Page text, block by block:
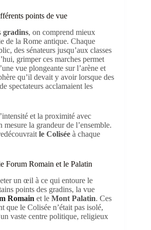
points de vue
gradins, on comprend mieux
de la Rome antique. Chaque
des sénateurs jusqu’aux classes
grimper ces marches permet
vue plongeante sur l’arène et
qu’il devait y avoir lorsque des
spectateurs acclamaient les
et la proximité avec
mesure la grandeur de l’ensemble.
le Colisée à chaque
Forum Romain et le Palatin
un œil à ce qui entoure le
points des gradins, la vue
Romain et le Mont Palatin. Ces
que le Colisée n’était pas isolé,
vaste centre politique, religieux